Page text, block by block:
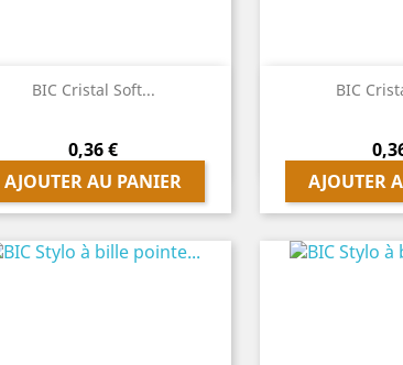
BIC Cristal Soft...
Prix
0,36 €
AJOUTER AU PANIER
 Aperçu rapide BIC
AJOUTER
